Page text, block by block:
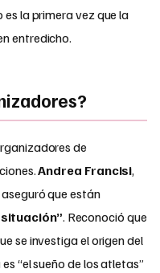
la primera vez que la
entredicho.
de
Andrea Francisi,
que están
. Reconoció que
se investiga el origen del
“el sueño de los atletas”